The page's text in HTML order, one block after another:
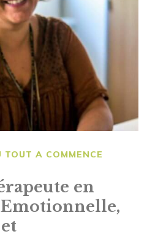
TOUT A COMMENCE
en